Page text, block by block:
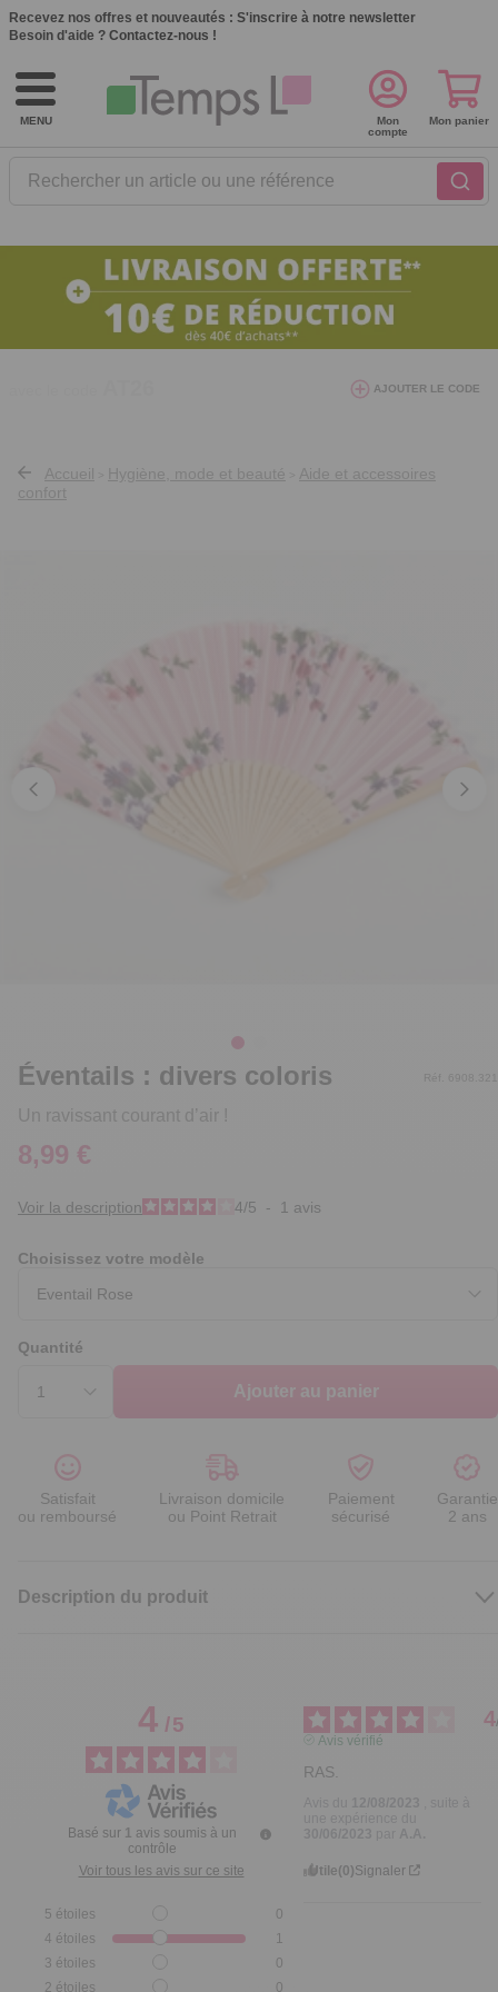
Recevez nos offres et nouveautés : S'inscrire à notre newsletter
Besoin d'aide ? Contactez-nous !
MENU
Rechercher un article ou une référence
Mon
compte
Mon panier
avec le code AT26
AJOUTER LE CODE
Accueil Hygiène, mode et beauté
Aide et accessoires
confort
Éventails : divers coloris
Un ravissant courant d’air !
Réf. 6908.321
8,99 €
Voir la description 4/5 - 1 avis
Choisissez votre modèle
Quantité
Ajouter au panier
Satisfait
ou remboursé
Livraison domicile
ou Point Retrait
Paiement
sécurisé
Garantie
2 ans
Description du produit
4/5
Basé sur 1 avis soumis à un
contrôle
Voir tous les avis sur ce site
5 étoiles
0
4 étoiles
1
3 étoiles
0
2 étoiles 0
4
Avis vérifié
RAS.
Utile(0)Signaler